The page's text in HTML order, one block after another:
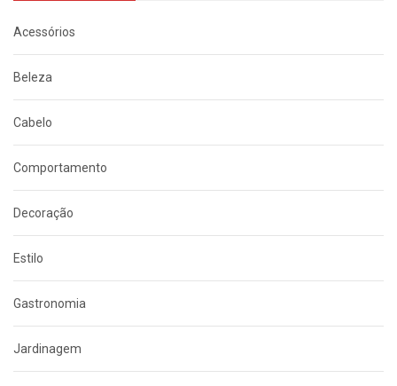
Acessórios
Beleza
Cabelo
Comportamento
Decoração
Estilo
Gastronomia
Jardinagem